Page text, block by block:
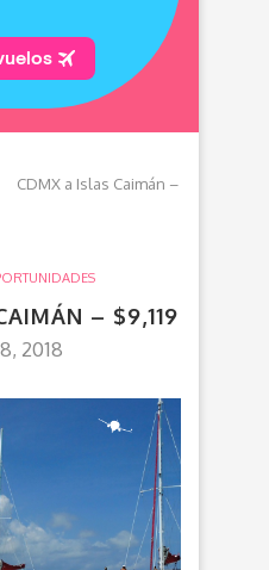
CDMX a Islas Caimán –
– $9,119
2018